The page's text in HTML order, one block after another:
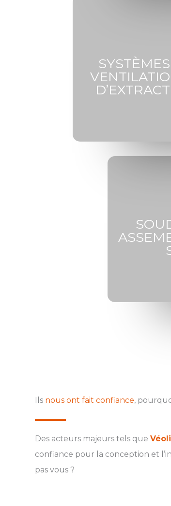
Ils nous ont fait confiance,
Des acteurs majeurs tels que
confiance pour la conception et
pas vous ?